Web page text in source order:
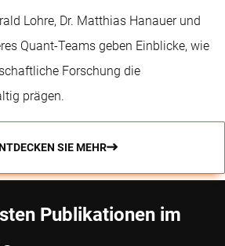
Lohre, Dr. Matthias Hanauer und
Quant-Teams geben Einblicke, wie
Forschung die
prägen.
SIE MEHR
Publikationen im